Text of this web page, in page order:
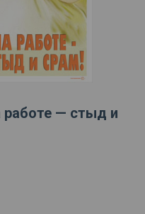
— стыд и